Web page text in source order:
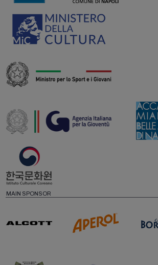
MAIN SPONSOR